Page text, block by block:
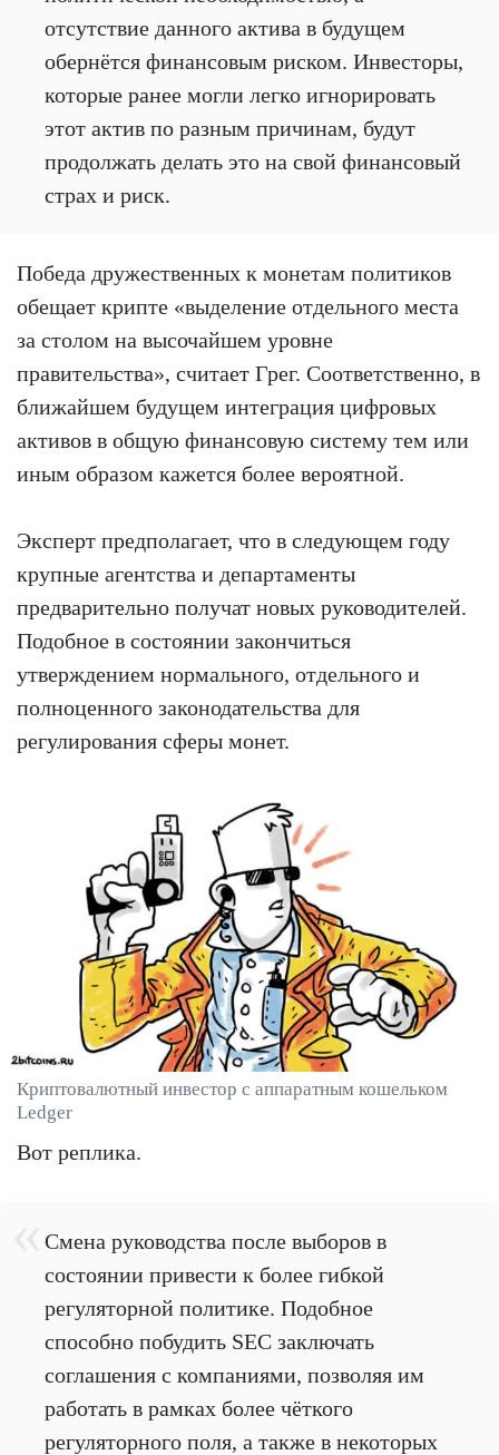
отсутствие данного актива в будущем
обернётся финансовым риском. Инвесторы,
которые ранее могли легко игнорировать
этот актив по разным причинам, будут
продолжать делать это на свой финансовый
страх и риск.
Победа дружественных к монетам политиков
обещает крипте «выделение отдельного места
за столом на высочайшем уровне
правительства», считает Грег. Соответственно, в
ближайшем будущем интеграция цифровых
активов в общую финансовую систему тем или
иным образом кажется более вероятной.
Эксперт предполагает, что в следующем году
крупные агентства и департаменты
предварительно получат новых руководителей.
Подобное в состоянии закончиться
утверждением нормального, отдельного и
полноценного законодательства для
регулирования сферы монет.
Криптовалютный инвестор с аппаратным кошельком
Ledger
Вот реплика.
Смена руководства после выборов в
состоянии привести к более гибкой
регуляторной политике. Подобное
способно побудить SEC заключать
соглашения с компаниями, позволяя им
работать в рамках более чёткого
регуляторного поля, а также в некоторых